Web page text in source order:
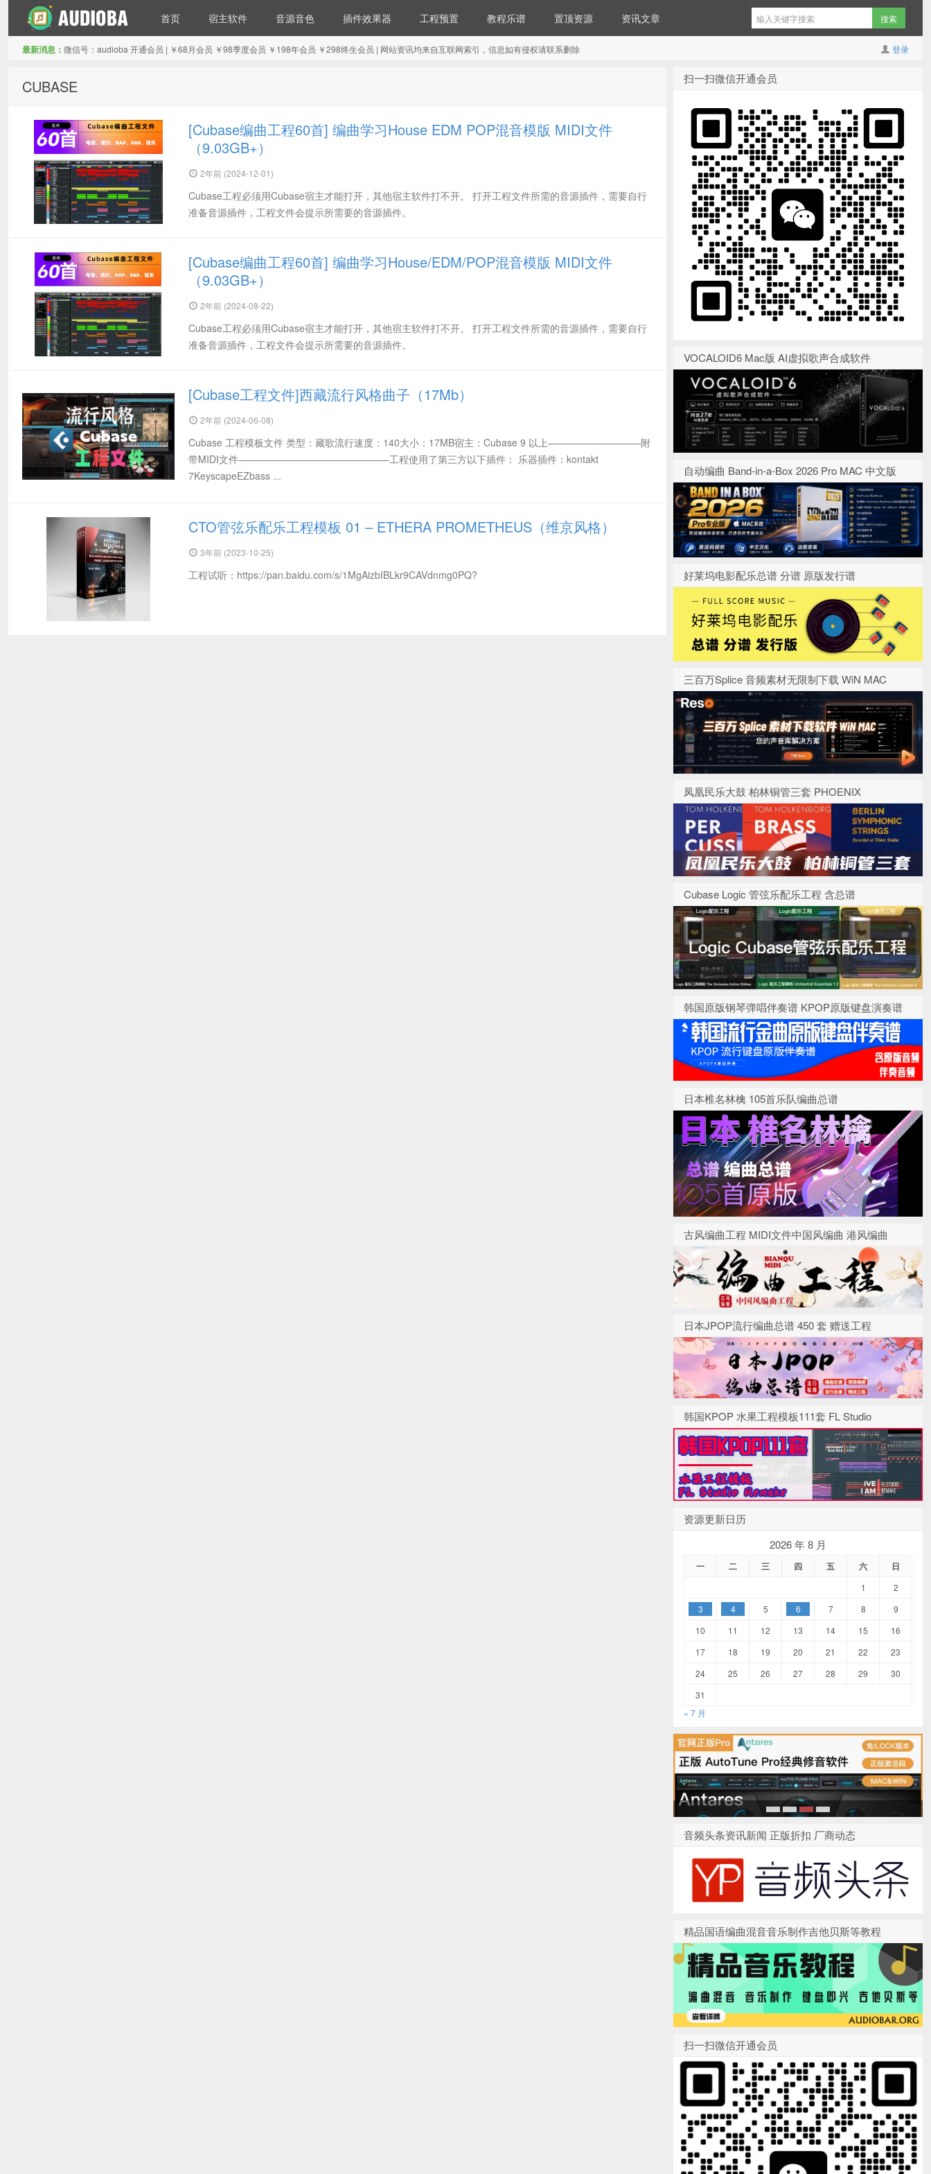
首页 宿主软件 音源音色 插件效果器 工程预置 教程乐谱 置顶资源 资讯文章
登录
最新消息： 微信号：audioba 开通会员 | ￥68月会员 ￥98季度会员 ￥198年会员 ￥298终生会员 | 网站资讯均来自互联网索引，信息如有侵权请联系删除
CUBASE
[Cubase编曲工程60首] 编曲学习House EDM POP混音模版 MIDI文件
（9.03GB+）
2年前 (2024-12-01)
Cubase工程必须用Cubase宿主才能打开，其他宿主软件打不开。 打开工程文件所需的音源插件，需要自行
准备音源插件，工程文件会提示所需要的音源插件。
[Cubase编曲工程60首] 编曲学习House/EDM/POP混音模版 MIDI文件
（9.03GB+）
2年前 (2024-08-22)
Cubase工程必须用Cubase宿主才能打开，其他宿主软件打不开。 打开工程文件所需的音源插件，需要自行
准备音源插件，工程文件会提示所需要的音源插件。
[Cubase工程文件]西藏流行风格曲子（17Mb）
2年前 (2024-06-08)
Cubase 工程模板文件 类型：藏歌流行速度：140大小：17MB宿主：Cubase 9 以上—————————–附
带MIDI文件———————————————–工程使用了第三方以下插件： 乐器插件：kontakt
7KeyscapeEZbass ...
CTO管弦乐配乐工程模板 01 – ETHERA PROMETHEUS（维京风格）
3年前 (2023-10-25)
工程试听：https://pan.baidu.com/s/1MgAizbIBLkr9CAVdnmg0PQ?
扫一扫微信开通会员
VOCALOID6 Mac版 AI虚拟歌声合成软件
自动编曲 Band-in-a-Box 2026 Pro MAC 中文版
好莱坞电影配乐总谱 分谱 原版发行谱
三百万Splice 音频素材无限制下载 WiN MAC
凤凰民乐大鼓 柏林铜管三套 PHOENIX
Cubase Logic 管弦乐配乐工程 含总谱
韩国原版钢琴弹唱伴奏谱 KPOP原版键盘演奏谱
日本椎名林檎 105首乐队编曲总谱
古风编曲工程 MIDI文件中国风编曲 港风编曲
日本JPOP流行编曲总谱 450 套 赠送工程
韩国KPOP 水果工程模板111套 FL Studio
资源更新日历
2026 年 8 月
一 二 三 四 五 六 日
1
2
3
4 5 6 7 8
9
10
11 12 13 14 15
16
17
18 19 20 21 22
23
24
25 26 27 28 29
30
31
« 7 月
音频头条资讯新闻 正版折扣 厂商动态
精品国语编曲混音音乐制作吉他贝斯等教程
扫一扫微信开通会员